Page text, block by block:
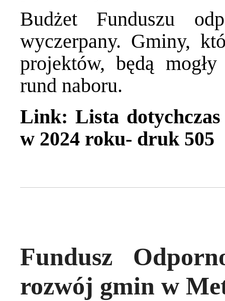
Budżet Funduszu
wyczerpany. Gminy,
projektów, będą
rund naboru.
Link: Lista
w 2024 roku- druk 505
Fundusz
rozwój gmin w